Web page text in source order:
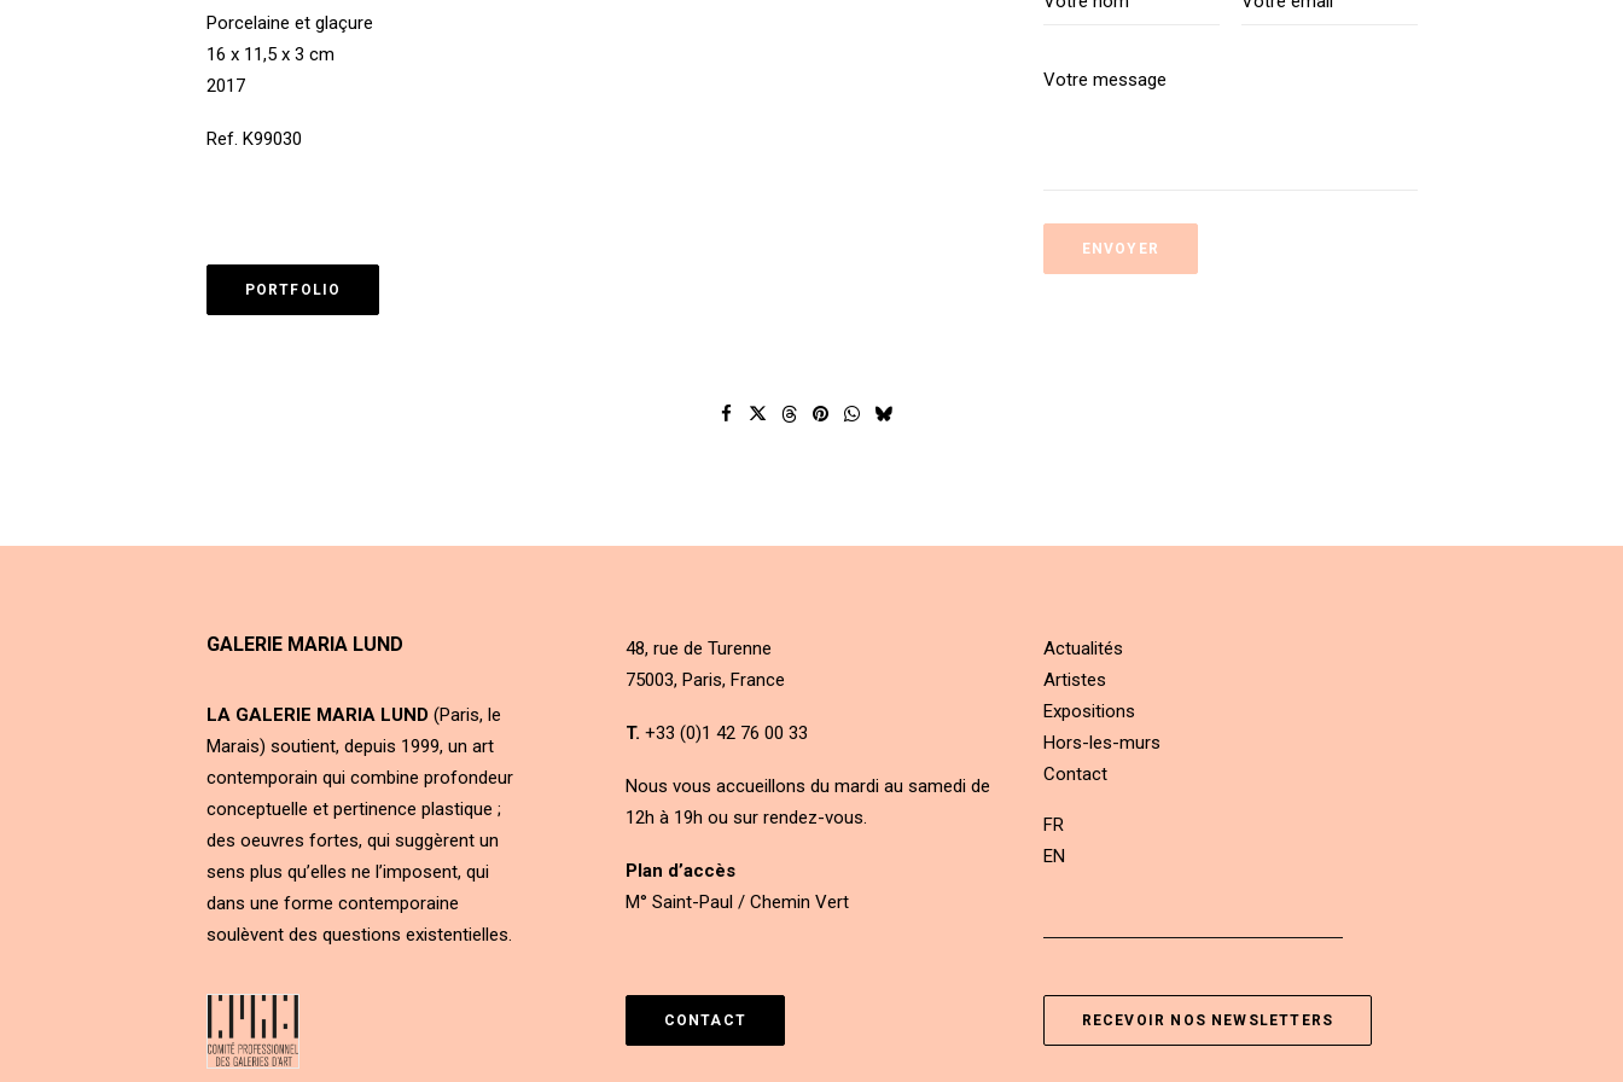
Porcelaine et glaçure
16 x 11,5 x 3 cm
2017
Ref. K99030
PORTFOLIO
GALERIE MARIA LUND
LA GALERIE MARIA LUND (Paris, le
Marais) soutient, depuis 1999, un art
contemporain qui combine profondeur
conceptuelle et pertinence plastique ;
des oeuvres fortes, qui suggèrent un
sens plus qu’elles ne l’imposent, qui
dans une forme contemporaine
soulèvent des questions existentielles.
48, rue de Turenne
75003, Paris, France
T. +33 (0)1 42 76 00 33
Nous vous accueillons du mardi au samedi de
12h à 19h ou sur rendez-vous.
Plan d’accès
M° Saint-Paul / Chemin Vert
Actualités
Artistes
Expositions
Hors-les-murs
Contact
FR
EN
CONTACT RECEVOIR NOS NEWSLETTERS